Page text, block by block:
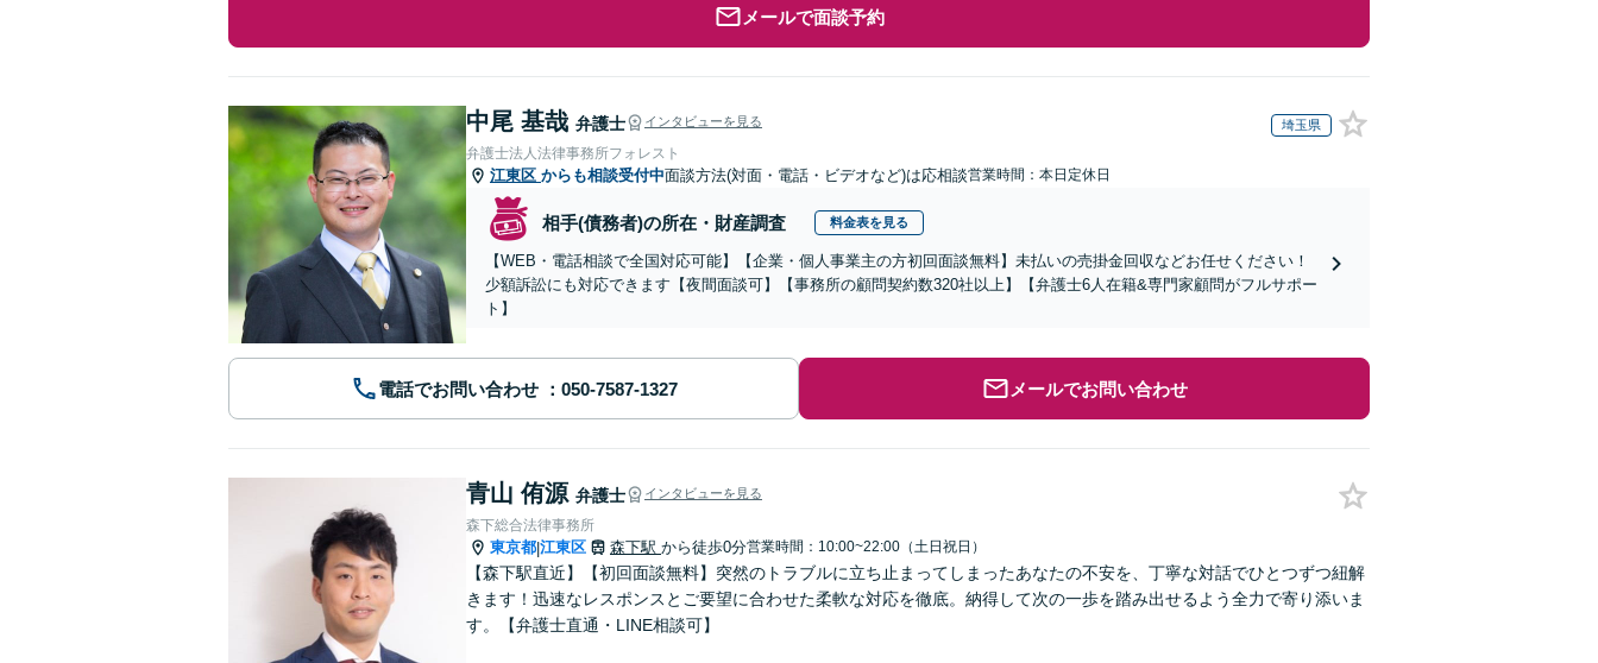
メールで面談予約
中尾 基哉 弁護士 インタビューを見る 埼玉県
弁護士法人法律事務所フォレスト
江東区 からも相談受付中面談方法(対面・電話・ビデオなど)は応相談営業時間：本日定休日
相手(債務者)の所在・財産調査 料金表を見る
【WEB・電話相談で全国対応可能】【企業・個人事業主の方初回面談無料】未払いの売掛金回収などお任せください！
少額訴訟にも対応できます【夜間面談可】【事務所の顧問契約数320社以上】【弁護士6人在籍&専門家顧問がフルサポー
ト】
電話でお問い合わせ メールでお問い合わせ
青山 侑源 弁護士 インタビューを見る
森下総合法律事務所
東京都|江東区 森下駅 から徒歩0分営業時間：10:00~22:00（土日祝日）
【森下駅直近】【初回面談無料】突然のトラブルに立ち止まってしまったあなたの不安を、丁寧な対話でひとつずつ紐解
きます！迅速なレスポンスとご要望に合わせた柔軟な対応を徹底。納得して次の一歩を踏み出せるよう全力で寄り添いま
す。【弁護士直通・LINE相談可】